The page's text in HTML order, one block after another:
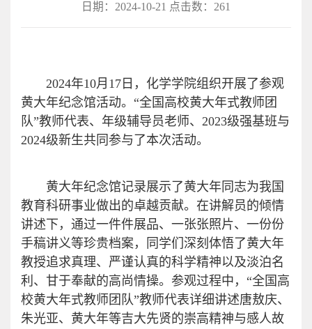
日期：2024-10-21 点击数： 261
2024年10月17日，化学学院组织开展了参观
黄大年纪念馆活动。“全国高校黄大年式教师团
队”教师代表、年级辅导员老师、 2023级强基班与
2024级新生共同参与了本次活动。
黄大年纪念馆记录展示了黄大年同志为我国
教育科研事业做出的卓越贡献。 在讲解员的倾情
讲述下，通过一件件展品、一张张照片、一份份
手稿讲义等珍贵档案 ，同学们 深刻 体悟 了黄大年
教授追求真理、严谨认真的科学精神以及淡泊名
利、甘于奉献的高尚情操。参观过程中， “全国高
校黄大年式教师团队”教师代表详细讲述唐敖庆、
朱光亚、黄大年等吉大先贤的崇高精神与感人故